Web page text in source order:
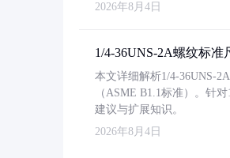
2026年8月4日
1/4-36UNS-2A螺纹标准
本文详细解析1/4-36UNS-
（ASME B1.1标准）。针
建议与扩展知识。
2026年8月4日